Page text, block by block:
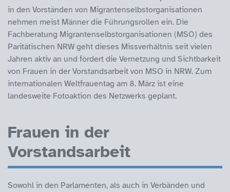
in den Vorständen von Migrantenselbstorganisationen
nehmen meist Männer die Führungsrollen ein. Die
Fachberatung Migrantenselbstorganisationen (MSO) des
Paritätischen NRW geht dieses Missverhältnis seit vielen
Jahren aktiv an und fördert die Vernetzung und Sichtbarkeit
von Frauen in der Vorstandsarbeit von MSO in NRW. Zum
internationalen Weltfrauentag am 8. März ist eine
landesweite Fotoaktion des Netzwerks geplant.
Frauen in der
Vorstandsarbeit
Sowohl in den Parlamenten, als auch in Verbänden und